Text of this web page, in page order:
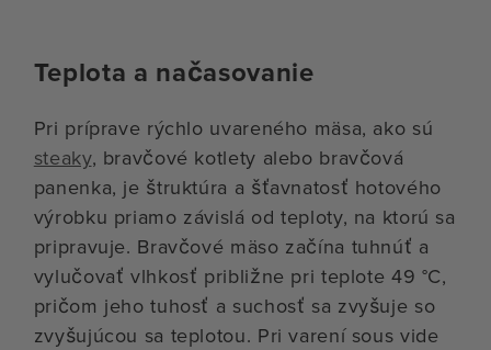
Teplota a načasovanie
Pri príprave rýchlo uvareného mäsa, ako sú
steaky, bravčové kotlety alebo bravčová
panenka, je štruktúra a šťavnatosť hotového
výrobku priamo závislá od teploty, na ktorú sa
pripravuje. Bravčové mäso začína tuhnúť a
vylučovať vlhkosť približne pri teplote 49 °C,
pričom jeho tuhosť a suchosť sa zvyšuje so
zvyšujúcou sa teplotou. Pri varení sous vide